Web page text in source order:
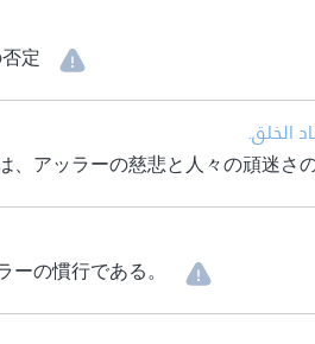
定
الخلق.
アッラーの慈悲と人々の頑迷さの
の慣行である。